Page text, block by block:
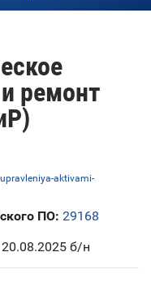
ремонт
aktivami-
ПО: 29168
б/н